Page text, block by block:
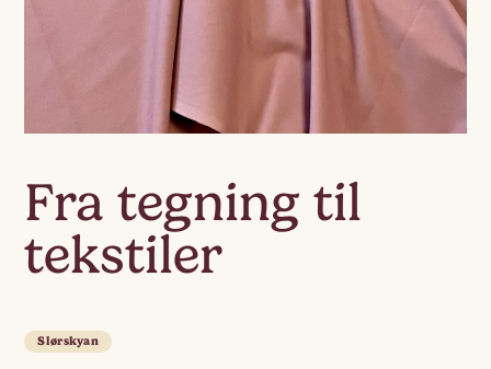
Fra tegning til
tekstiler
Slørskyan